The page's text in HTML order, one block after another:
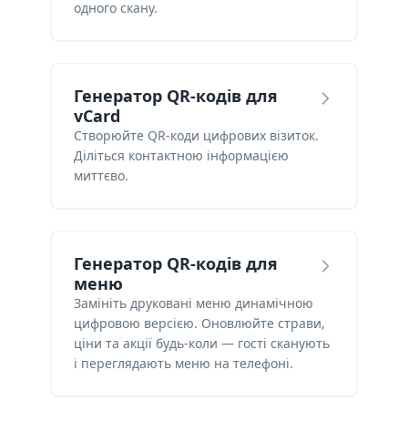
одного скану.
Генератор QR-кодів для
vCard
Створюйте QR-коди цифрових візиток.
Діліться контактною інформацією
миттєво.
Генератор QR-кодів для
меню
Замініть друковані меню динамічною
цифровою версією. Оновлюйте страви,
ціни та акції будь-коли — гості сканують
і переглядають меню на телефоні.